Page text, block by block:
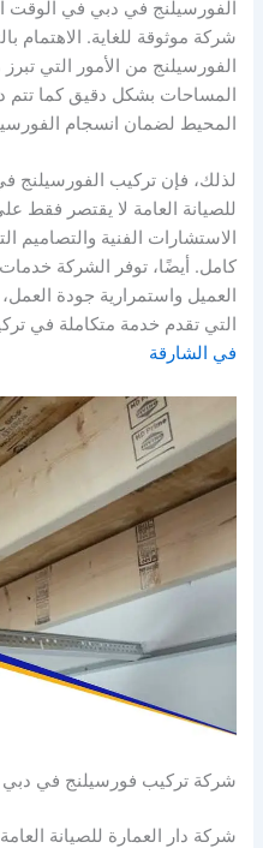
الفورسيلنج في دبي في الوقت
شركة موثوقة للغاية. الاهتمام
الفورسيلنج من الأمور التي
المساحات بشكل دقيق كما تتم
المحيط لضمان انسجام
لذلك، فإن تركيب الفورسيلنج
للصيانة العامة لا يقتصر فقط
الاستشارات الفنية والتصاميم
كامل. أيضًا، توفر الشركة
العميل واستمرارية جودة
التي تقدم خدمة متكاملة في
في الشارقة
شركة تركيب فورسيلنج في دبي
شركة دار العمارة للصيانة